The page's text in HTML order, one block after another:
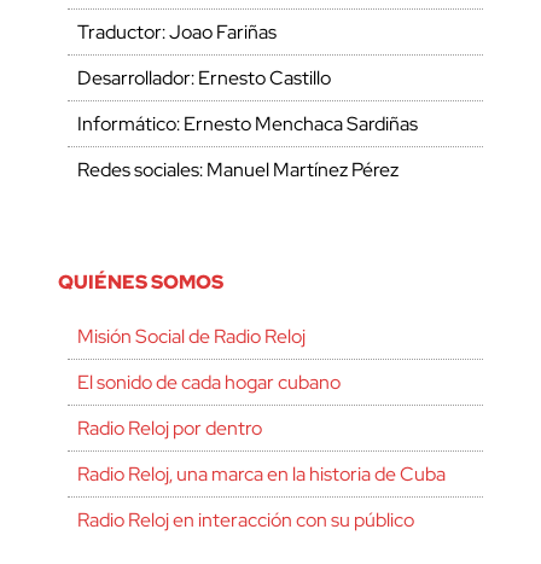
Traductor: Joao Fariñas
Desarrollador: Ernesto Castillo
Informático: Ernesto Menchaca Sardiñas
Redes sociales: Manuel Martínez Pérez
QUIÉNES SOMOS
Misión Social de Radio Reloj
El sonido de cada hogar cubano
Radio Reloj por dentro
Radio Reloj, una marca en la historia de Cuba
Radio Reloj en interacción con su público